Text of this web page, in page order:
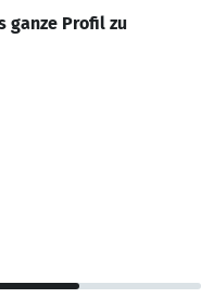
ganze Profil zu